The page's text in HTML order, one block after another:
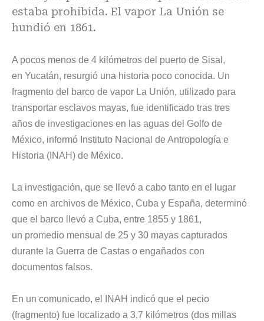
estaba prohibida. El vapor La Unión se
hundió en 1861.
A pocos menos de 4 kilómetros del puerto de Sisal,
en Yucatán, resurgió una historia poco conocida. Un
fragmento del barco de vapor La Unión, utilizado para
transportar esclavos mayas, fue identificado tras tres
años de investigaciones en las aguas del Golfo de
México, informó Instituto Nacional de Antropología e
Historia (INAH) de México.
La investigación, que se llevó a cabo tanto en el lugar
como en archivos de México, Cuba y España, determinó
que el barco llevó a Cuba, entre 1855 y 1861,
un promedio mensual de 25 y 30 mayas capturados
durante la Guerra de Castas o engañados con
documentos falsos.
En un comunicado, el INAH indicó que el pecio
(fragmento) fue localizado a 3,7 kilómetros (dos millas